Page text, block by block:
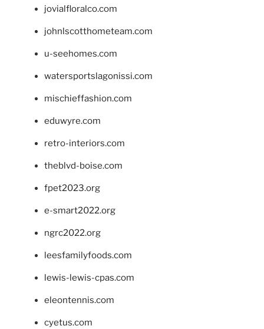
jovialfloralco.com
johnlscotthometeam.com
u-seehomes.com
watersportslagonissi.com
mischieffashion.com
eduwyre.com
retro-interiors.com
theblvd-boise.com
fpet2023.org
e-smart2022.org
ngrc2022.org
leesfamilyfoods.com
lewis-lewis-cpas.com
eleontennis.com
cyetus.com